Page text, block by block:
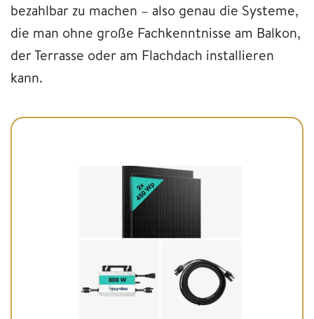
bezahlbar zu machen – also genau die Systeme,
die man ohne große Fachkenntnisse am Balkon,
der Terrasse oder am Flachdach installieren
kann.